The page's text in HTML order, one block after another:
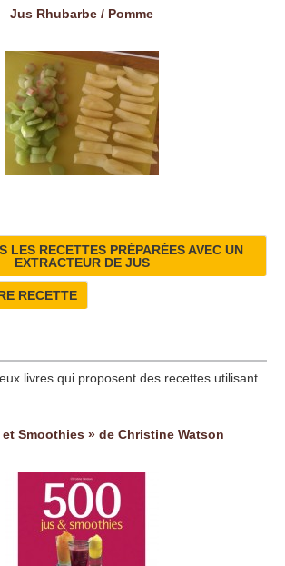
Jus Rhubarbe / Pomme
LES RECETTES PRÉPARÉES AVEC UN
EXTRACTEUR DE JUS
RECETTE
livres qui proposent des recettes utilisant
et Smoothies » de Christine Watson